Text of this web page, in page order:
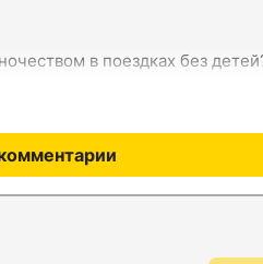
в поездках без